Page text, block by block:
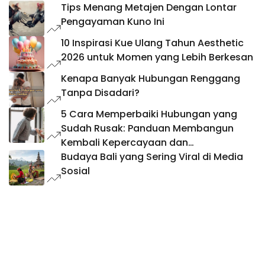
Tips Menang Metajen Dengan Lontar
Pengayaman Kuno Ini
10 Inspirasi Kue Ulang Tahun Aesthetic
2026 untuk Momen yang Lebih Berkesan
Kenapa Banyak Hubungan Renggang
Tanpa Disadari?
5 Cara Memperbaiki Hubungan yang
Sudah Rusak: Panduan Membangun
Kembali Kepercayaan dan
Keharmonisan
Budaya Bali yang Sering Viral di Media
Sosial